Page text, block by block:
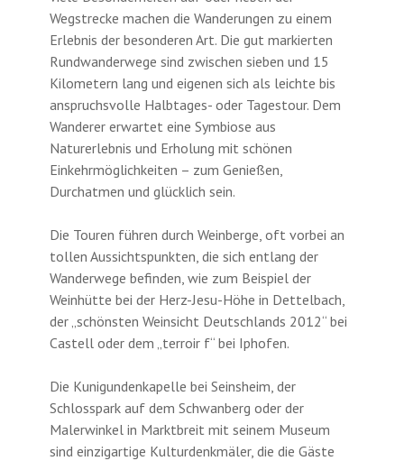
Wegstrecke machen die Wanderungen zu einem
Erlebnis der besonderen Art. Die gut markierten
Rundwanderwege sind zwischen sieben und 15
Kilometern lang und eigenen sich als leichte bis
anspruchsvolle Halbtages- oder Tagestour. Dem
Wanderer erwartet eine Symbiose aus
Naturerlebnis und Erholung mit schönen
Einkehrmöglichkeiten – zum Genießen,
Durchatmen und glücklich sein.
Die Touren führen durch Weinberge, oft vorbei an
tollen Aussichtspunkten, die sich entlang der
Wanderwege befinden, wie zum Beispiel der
Weinhütte bei der Herz-Jesu-Höhe in Dettelbach,
der „schönsten Weinsicht Deutschlands 2012“ bei
Castell oder dem „terroir f“ bei Iphofen.
Die Kunigundenkapelle bei Seinsheim, der
Schlosspark auf dem Schwanberg oder der
Malerwinkel in Marktbreit mit seinem Museum
sind einzigartige Kulturdenkmäler, die die Gäste